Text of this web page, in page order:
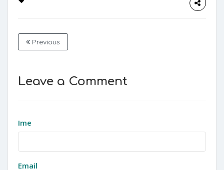
Previous
Leave a Comment
Ime
Email